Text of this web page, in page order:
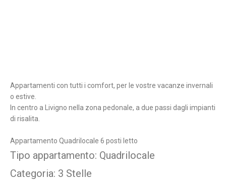
Appartamenti con tutti i comfort, per le vostre vacanze invernali
o estive.
In centro a Livigno nella zona pedonale, a due passi dagli impianti
di risalita.
Appartamento Quadrilocale 6 posti letto
Tipo appartamento: Quadrilocale
Categoria: 3 Stelle